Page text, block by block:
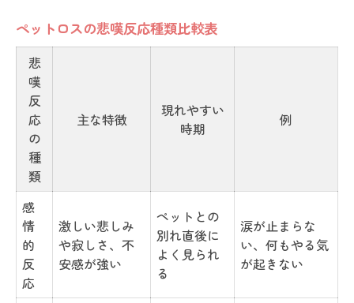
ペットロスの悲嘆反応種類比較表
悲
嘆
反
応
の
種
類
主な特徴
現れやすい
時期
例
感
情
的
反
応
激しい悲しみ
や寂しさ、不
安感が強い
ペットとの
別れ直後に
よく見られ
る
涙が止まらな
い、何もやる気
が起きない